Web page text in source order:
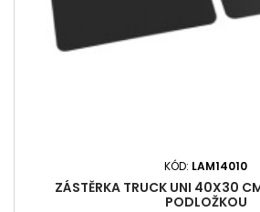
KÓD: LAM14010
ZÁSTĚRKA TRUCK UNI 40X30
PODLOŽKOU